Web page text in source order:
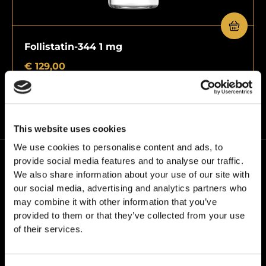
This website uses cookies
We use cookies to personalise content and ads, to
provide social media features and to analyse our traffic.
We also share information about your use of our site with
our social media, advertising and analytics partners who
may combine it with other information that you’ve
provided to them or that they’ve collected from your use
of their services.
Follistatin-344 1 mg
€ 129,00
Ve společnosti24PEPTIDES pracujeme s naší vlastní
přesvědčením: kvalita bez kompromisů.